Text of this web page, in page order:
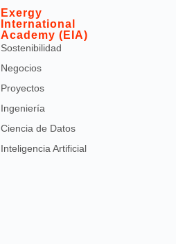
Exergy
International
Academy (EIA)
Sostenibilidad
Negocios
Proyectos
Ingeniería
Ciencia de Datos
Inteligencia Artificial